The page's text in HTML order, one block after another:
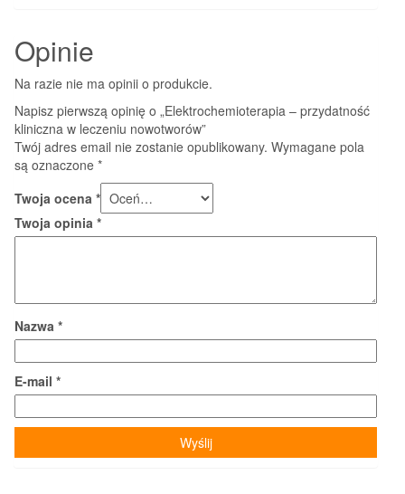
Opinie
Na razie nie ma opinii o produkcie.
Napisz pierwszą opinię o „Elektrochemioterapia – przydatność
kliniczna w leczeniu nowotworów”
Twój adres email nie zostanie opublikowany. Wymagane pola
są oznaczone *
Twoja ocena *
Twoja opinia *
Nazwa *
E-mail *